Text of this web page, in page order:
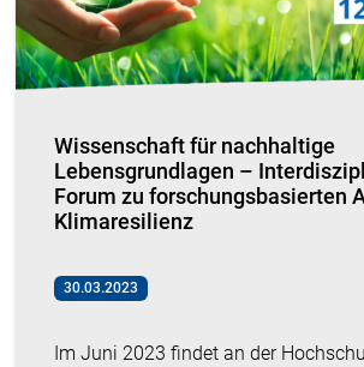
Wissenschaft für nachhaltige
Lebensgrundlagen –
Forum zu forschungsbasierten
Klimaresilienz
30.03.2023
Im Juni 2023 findet an der